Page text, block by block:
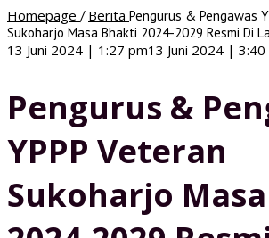
Homepage / Berita Pengurus & Pengawas
Sukoharjo Masa Bhakti 2024-2029 Resmi Di
13 Juni 2024 | 1:27 pm13 Juni 2024 | 3:40
Pengurus &
YPPP Veteran
Sukoharjo